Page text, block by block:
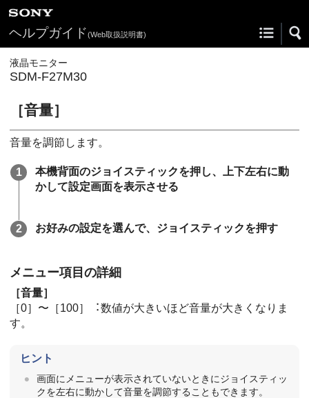
ヘルプガイド(Web取扱説明書)
液晶モニター
SDM-F27M30
［音量］
音量を調節します。
本機背面のジョイスティックを押し、上下左右に動
かして設定画面を表示させる
お好みの設定を選んで、ジョイスティックを押す
メニュー項目の詳細
［音量］
［0］〜［100］︓数値が大きいほど音量が大きくなりま
す。
ヒント
画面にメニューが表示されていないときにジョイスティッ
クを左右に動かして音量を調節することもできます。